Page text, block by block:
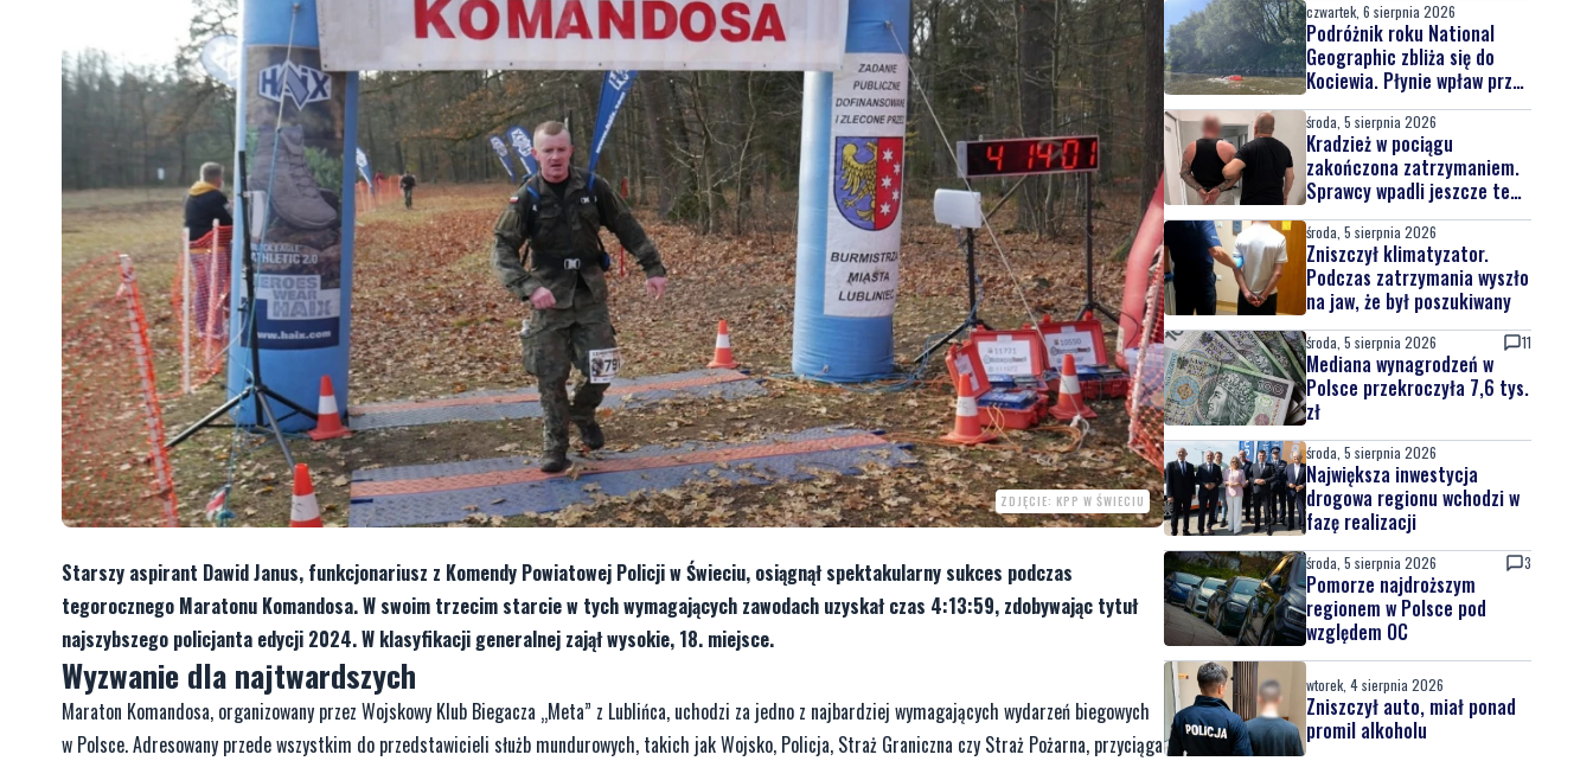
ZDJĘCIE: KPP W ŚWIECIU
Starszy aspirant Dawid Janus, funkcjonariusz z Komendy Powiatowej Policji w Świeciu, osiągnął spektakularny sukces podczas
tegorocznego Maratonu Komandosa. W swoim trzecim starcie w tych wymagających zawodach uzyskał czas 4:13:59, zdobywając tytuł
najszybszego policjanta edycji 2024. W klasyfikacji generalnej zajął wysokie, 18. miejsce.
Wyzwanie dla najtwardszych
Maraton Komandosa, organizowany przez Wojskowy Klub Biegacza „Meta” z Lublińca, uchodzi za jedno z najbardziej wymagających wydarzeń biegowych
w Polsce. Adresowany przede wszystkim do przedstawicieli służb mundurowych, takich jak Wojsko, Policja, Straż Graniczna czy Straż Pożarna, przyciąga
czwartek, 6 sierpnia 2026
Podróżnik roku National
Geographic zbliża się do
Kociewia. Płynie wpław przez
całą Wisłę
środa, 5 sierpnia 2026
Kradzież w pociągu
zakończona zatrzymaniem.
Sprawcy wpadli jeszcze tego
samego dnia
środa, 5 sierpnia 2026
Zniszczył klimatyzator.
Podczas zatrzymania wyszło
na jaw, że był poszukiwany
środa, 5 sierpnia 2026 11
Mediana wynagrodzeń w
Polsce przekroczyła 7,6 tys.
zł
środa, 5 sierpnia 2026
Największa inwestycja
drogowa regionu wchodzi w
fazę realizacji
środa, 5 sierpnia 2026 3
Pomorze najdroższym
regionem w Polsce pod
względem OC
wtorek, 4 sierpnia 2026
Zniszczył auto, miał ponad
promil alkoholu